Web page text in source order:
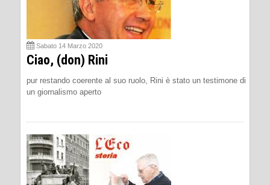
Sabato 14 Marzo 2020
Ciao, (don) Rini
pur restando coerente al suo ruolo, Rini è stato un testimone di
un giornalismo aperto